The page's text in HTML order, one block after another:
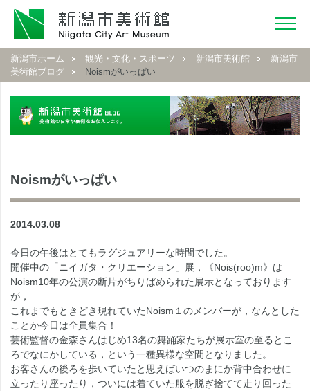
新潟市ホーム 観光・文化・スポーツ 新潟市美術館
新潟市
美術館ブログ
Noismがいっぱい
Noismがいっぱい
2014.03.08
今日の午後はとてもラグジュアリーな時間でした。
開催中の「ニイガタ・クリエーション」展，《Nois(roo)m》は
Noism10年の公演の断片がちりばめられた展示となっております
が，
これまでもときどき現れていたNoism１のメンバーが，なんとした
ことか今日は全員集合！
芸術監督の金森さんはじめ13名の舞踊家たちが展示室の至るとこ
ろでなにかしている，という一種異様な空間となりました。
お客さんの後ろを歩いていたと思えばいつのまにか背中合わせに
立ったり座ったり，ついには着ていた服を脱ぎ捨てて走り回った